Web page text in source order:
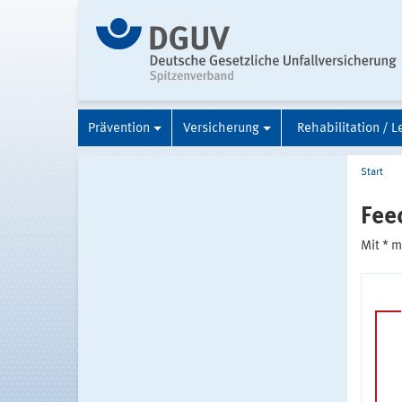
Prävention Versicherung Rehabilitation /
Start
Mit *